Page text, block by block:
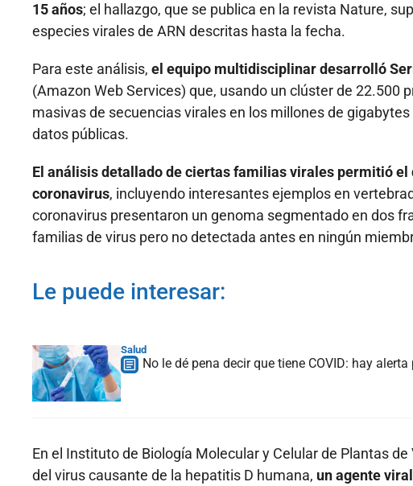
15 años; el hallazgo, que se publica en la revista Nature,
especies virales de ARN descritas hasta la fecha.
Para este análisis, el equipo multidisciplinar desarrolló
(Amazon Web Services) que, usando un clúster de
masivas de secuencias virales en los millones de
datos públicas.
El análisis detallado de ciertas familias virales permitió
coronavirus, incluyendo interesantes ejemplos en
coronavirus presentaron un genoma segmentado en dos
familias de virus pero no detectada antes en ningún
Le puede interesar:
Salud
No le dé pena decir que tiene COVID: hay
En el Instituto de Biología Molecular y Celular de Plantas
del virus causante de la hepatitis D humana, un agente